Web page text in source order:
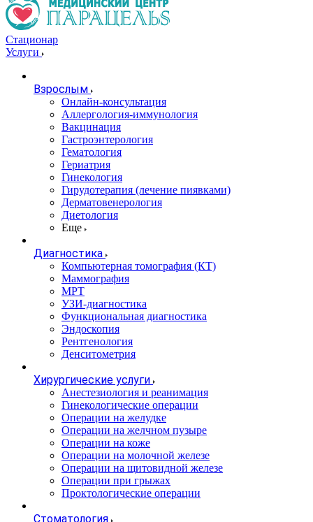
Стационар
Услуги
Взрослым
Онлайн-консультация
Аллергология-иммунология
Вакцинация
Гастроэнтерология
Гематология
Гериатрия
Гинекология
Гирудотерапия (лечение пиявками)
Дерматовенерология
Диетология
Еще
Диагностика
Компьютерная томография (КТ)
Маммография
МРТ
УЗИ-диагностика
Функциональная диагностика
Эндоскопия
Рентгенология
Денситометрия
Хирургические услуги
Анестезиология и реанимация
Гинекологические операции
Операции на желудке
Операции на желчном пузыре
Операции на коже
Операции на молочной железе
Операции на щитовидной железе
Операции при грыжах
Проктологические операции
Стоматология